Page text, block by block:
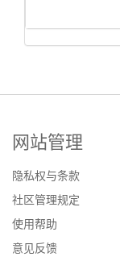
网站管理
隐私权与条款
社区管理规定
使用帮助
意见反馈